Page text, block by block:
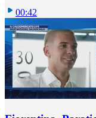
00:42